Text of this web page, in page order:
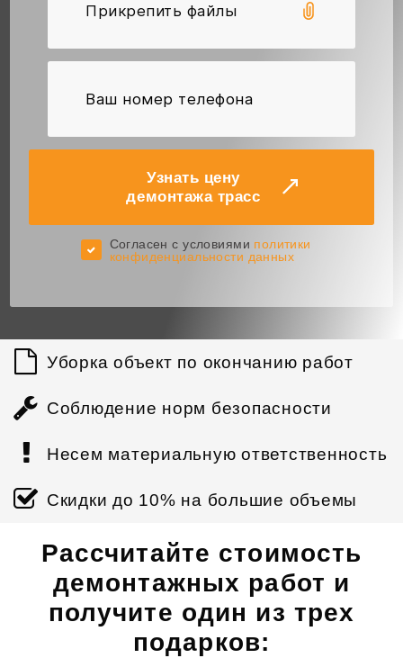
Прикрепить файлы
Узнать цену
демонтажа трасс
Cогласен с условиями политики
конфиденциальности данных
Уборка объект по окончанию работ
Соблюдение норм безопасности
Несем материальную ответственность
Скидки до 10% на большие объемы
Рассчитайте стоимость
демонтажных работ и
получите один из трех
подарков: